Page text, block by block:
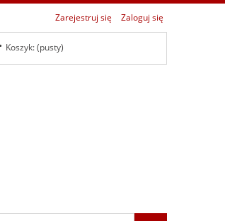
Zarejestruj się Zaloguj się
Koszyk:(pusty)